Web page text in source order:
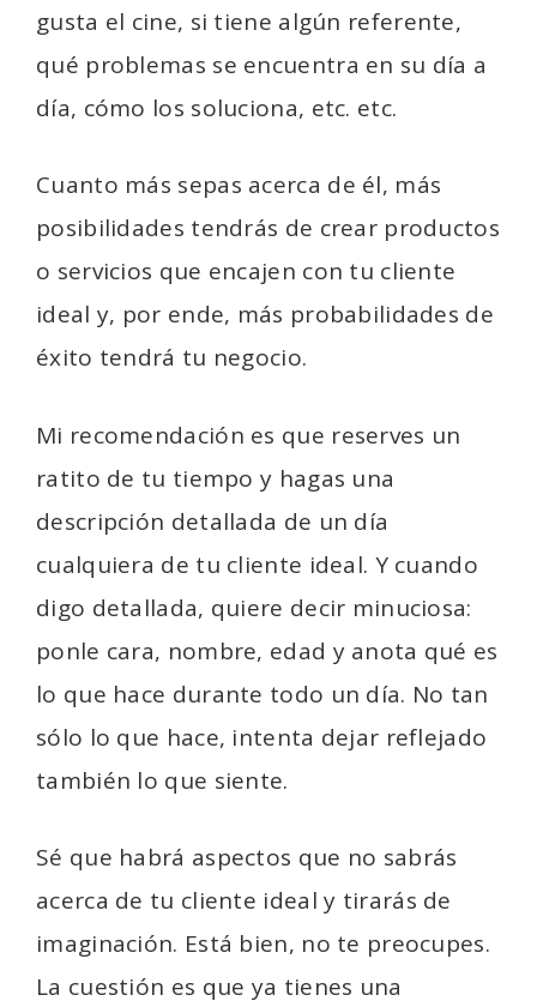
gusta el cine, si tiene algún referente,
qué problemas se encuentra en su día a
día, cómo los soluciona, etc. etc.
Cuanto más sepas acerca de él, más
posibilidades tendrás de crear productos
o servicios que encajen con tu cliente
ideal y, por ende, más probabilidades de
éxito tendrá tu negocio.
Mi recomendación es que reserves un
ratito de tu tiempo y hagas una
descripción detallada de un día
cualquiera de tu cliente ideal. Y cuando
digo detallada, quiere decir minuciosa:
ponle cara, nombre, edad y anota qué es
lo que hace durante todo un día. No tan
sólo lo que hace, intenta dejar reflejado
también lo que siente.
Sé que habrá aspectos que no sabrás
acerca de tu cliente ideal y tirarás de
imaginación. Está bien, no te preocupes.
La cuestión es que ya tienes una